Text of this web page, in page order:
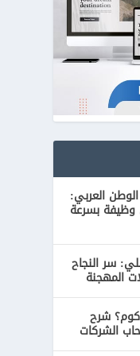
العربي:
وظيفة بسرعة
سر النجاح
المهجنة
شرح
الشركات